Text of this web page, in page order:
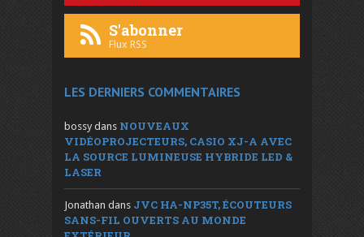
S'abonner
Flux RSS
LES DERNIERS COMMENTAIRES
bossy dans NOUVEAUX
VIDÉOPROJECTEURS, CASIO XJ-A AVEC
LA SOURCE LUMINEUSE HYBRIDE LED &
LASER
Jonathan dans JVC HA-NP35T, ÉCOUTEURS
SANS-FIL OUVERTS AU MONDE